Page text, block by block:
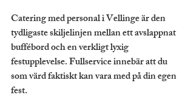
Catering med personal i Vellinge är den
tydligaste skiljelinjen mellan ett avslappnat
buffébord och en verkligt lyxig
festupplevelse. Fullservice innebär att du
som värd faktiskt kan vara med på din egen
fest.